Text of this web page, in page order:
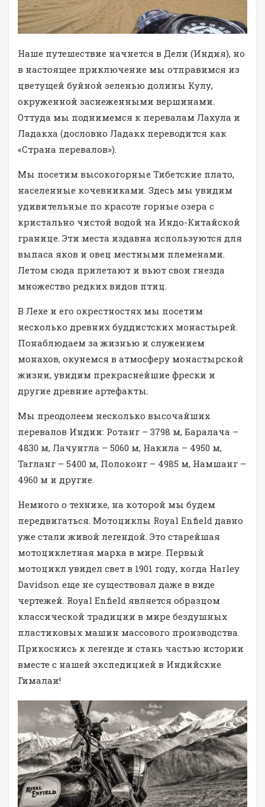
Наше путешествие начнется в Дели (Индия), но
в настоящее приключение мы отправимся из
цветущей буйной зеленью долины Кулу,
окруженной заснеженными вершинами.
Оттуда мы поднимемся к перевалам Лахула и
Ладакха (дословно Ладакх переводится как
«Страна перевалов»).
Мы посетим высокогорные Тибетские плато,
населенные кочевниками. Здесь мы увидим
удивительные по красоте горные озера с
кристально чистой водой на Индо-Китайской
границе. Эти места издавна используются для
выпаса яков и овец местными племенами.
Летом сюда прилетают и вьют свои гнезда
множество редких видов птиц.
В Лехе и его окрестностях мы посетим
несколько древних буддистских монастырей.
Понаблюдаем за жизнью и служением
монахов, окунемся в атмосферу монастырской
жизни, увидим прекраснейшие фрески и
другие древние артефакты.
Мы преодолеем несколько высочайших
перевалов Индии: Ротанг – 3798 м, Баралача –
4830 м, Лачунгла – 5060 м, Накила – 4950 м,
Тагланг – 5400 м, Полоконг – 4985 м, Намшанг –
4960 м и другие.
Немного о технике, на которой мы будем
передвигаться. Мотоциклы Royal Enfield давно
уже стали живой легендой. Это старейшая
мотоциклетная марка в мире. Первый
мотоцикл увидел свет в 1901 году, когда Harley
Davidson еще не существовал даже в виде
чертежей. Royal Enfield является образцом
классической традиции в мире бездушных
пластиковых машин массового производства.
Прикоснись к легенде и стань частью истории
вместе с нашей экспедицией в Индийские
Гималаи!